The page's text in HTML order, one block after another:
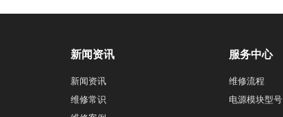
新闻资讯
新闻资讯
维修常识
服务中心
维修流程
电源模块型号